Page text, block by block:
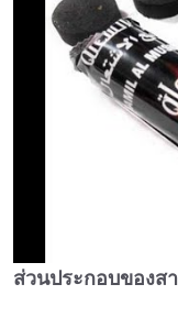
►
ส่วนประกอบของส